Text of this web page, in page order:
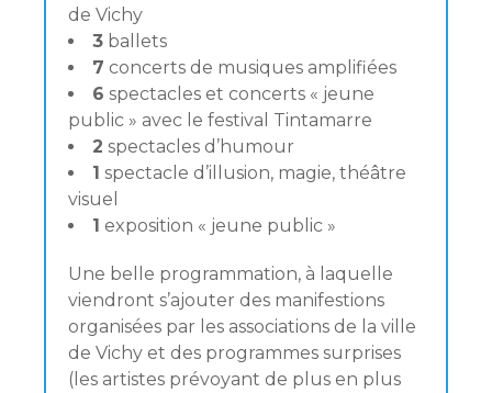
de Vichy
3 ballets
7 concerts de musiques amplifiées
6 spectacles et concerts « jeune
public » avec le festival Tintamarre
2 spectacles d’humour
1 spectacle d’illusion, magie, théâtre
visuel
1 exposition « jeune public »
Une belle programmation, à laquelle
viendront s’ajouter des manifestions
organisées par les associations de la ville
de Vichy et des programmes surprises
(les artistes prévoyant de plus en plus